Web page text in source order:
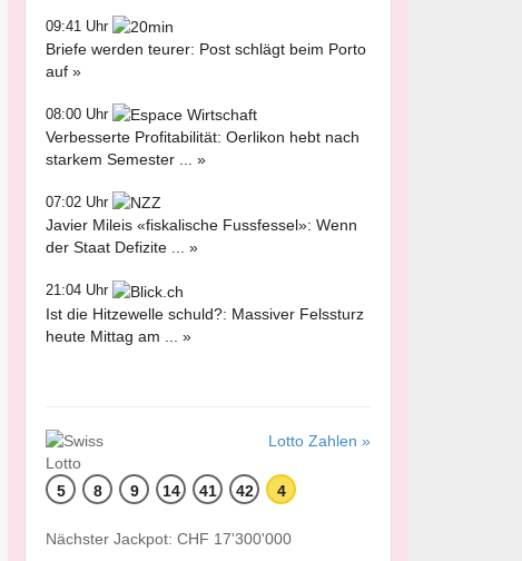
09:41 Uhr
Briefe werden teurer: Post schlägt beim Porto
auf »
08:00 Uhr
Verbesserte Profitabilität: Oerlikon hebt nach
starkem Semester ... »
07:02 Uhr
Javier Mileis «fiskalische Fussfessel»: Wenn
der Staat Defizite ... »
21:04 Uhr
Ist die Hitzewelle schuld?: Massiver Felssturz
heute Mittag am ... »
Lotto Zahlen »
5 8 9 14 41 42 4
Nächster Jackpot: CHF 17'300'000